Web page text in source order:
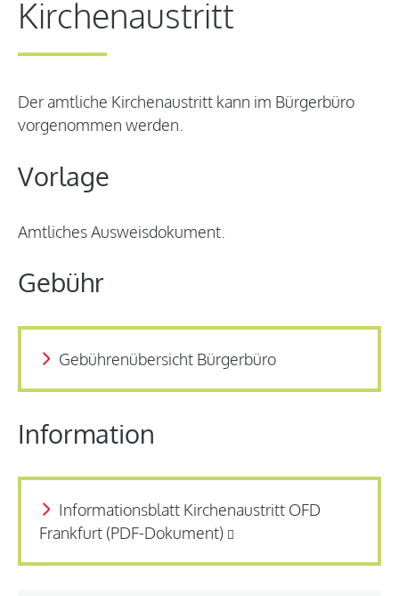
Kirchenaustritt
Der amtliche Kirchenaustritt kann im Bürgerbüro
vorgenommen werden.
Vorlage
Amtliches Ausweisdokument.
Gebühr
Gebührenübersicht Bürgerbüro
Information
Informationsblatt Kirchenaustritt OFD
Frankfurt (PDF-Dokument)